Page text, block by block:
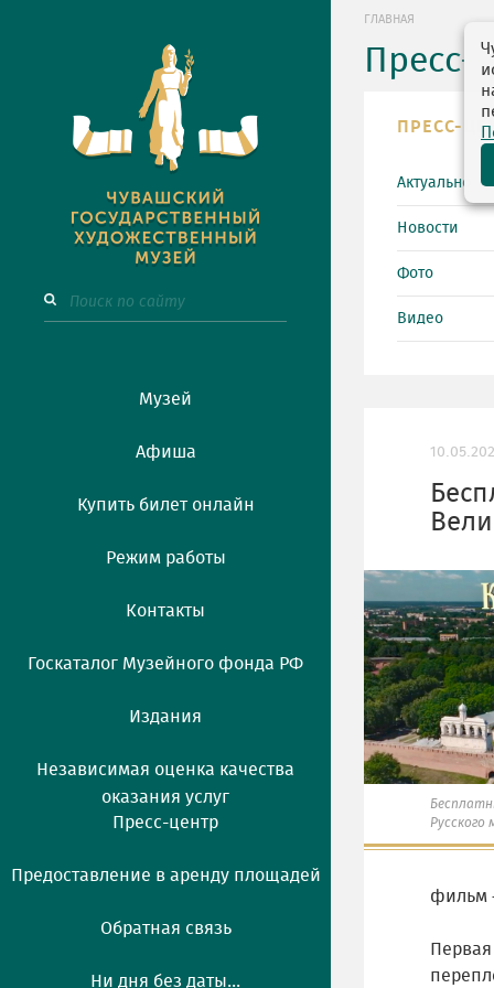
Музей
Афиша
Купить билет онлайн
Режим работы
Контакты
Госкаталог Музейного фонда РФ
Издания
Независимая оценка качества
оказания услуг
Пресс-центр
Предоставление в аренду площадей
Обратная связь
Ни дня без даты...
ГЛАВНАЯ
Пресс-
ПРЕСС-
Актуально
Новости
Фото
Видео
Русского
фильм